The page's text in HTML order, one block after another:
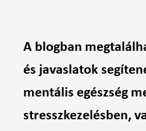
A blogban
és javaslatok
mentális egészség
stresszkezelésben,